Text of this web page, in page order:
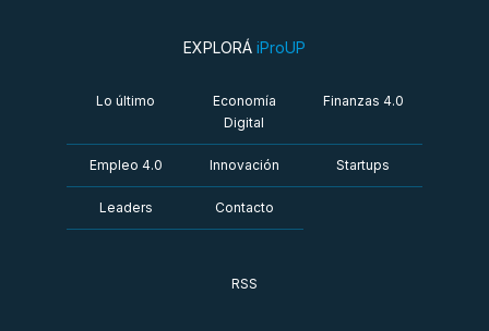
EXPLORÁ iProUP
Lo último
Economía
Digital
Finanzas 4.0
Empleo 4.0 Innovación Startups
Leaders Contacto
RSS